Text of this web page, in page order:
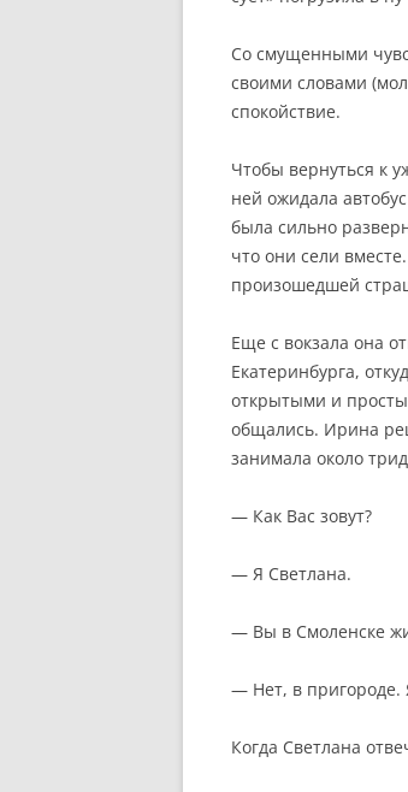
Со смущенными
своими словами
спокойствие.
Чтобы вернуться к
ней ожидала
была сильно
что они сели
произошедшей
Еще с вокзала она
Екатеринбурга,
открытыми и
общались. Ирина
занимала около
— Как Вас зовут?
— Я Светлана.
— Вы в Смоленске
— Нет, в пригороде.
Когда Светлана